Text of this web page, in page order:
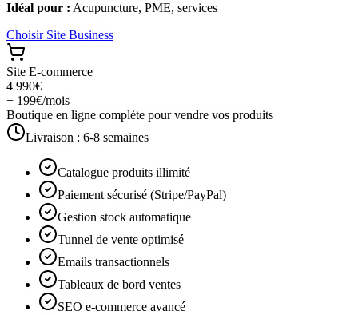
Idéal pour : Acupuncture, PME, services
Choisir Site Business
Site E-commerce
4 990€
+ 199€/mois
Boutique en ligne complète pour vendre vos produits
Livraison : 6-8 semaines
Catalogue produits illimité
Paiement sécurisé (Stripe/PayPal)
Gestion stock automatique
Tunnel de vente optimisé
Emails transactionnels
Tableaux de bord ventes
SEO e-commerce avancé